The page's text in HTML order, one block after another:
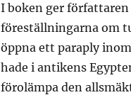
I boken ger
föreställningarna om
öppna ett paraply
hade i antikens
förolämpa den